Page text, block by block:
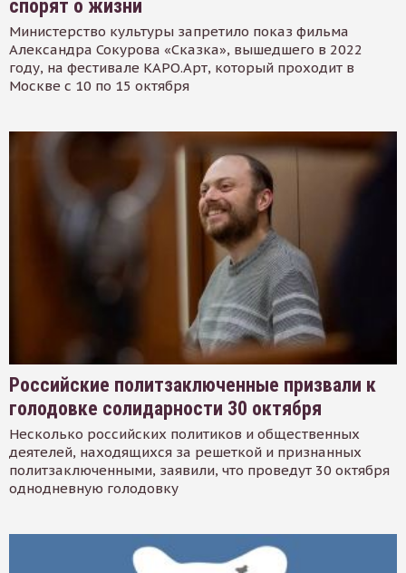
спорят о жизни
Министерство культуры запретило показ фильма
Александра Сокурова «Сказка», вышедшего в 2022
году, на фестивале КАРО.Арт, который проходит в
Москве с 10 по 15 октября
Российские политзаключенные призвали к
голодовке солидарности 30 октября
Несколько российских политиков и общественных
деятелей, находящихся за решеткой и признанных
политзаключенными, заявили, что проведут 30 октября
однодневную голодовку